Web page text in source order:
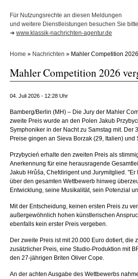
Für Nutzungsrechte an diesen Meldungen
und weitere Dienstleistungen besuchen Sie bitte
➜ www.klassik-nachrichten-agentur.de
Home » Nachrichten » Mahler Competition
Mahler Competition 2026
04. Juli 2026 - 12:28 Uhr
Bamberg/Berlin (MH) – Die Jury der Mahler
zweite Preis wurde an den Polen Jakub
Symphoniker in der Nacht zu Samstag mit.
Preise gingen an Sieva Borzak (29, Italien)
Przybycień erhalte den zweiten Preis als
Anerkennung für eine herausragende
Jakub Hrůša, Chefdirigent und Jurymitglied. "Er
über den gesamten Wettbewerb hinweg
Entwicklung, seine Musikalität, sein Potenzial
Mit der Entscheidung, keinen ersten Preis zu
außergewöhnlich hohen künstlerischen
ebenfalls kein erster Preis vergeben.
Der zweite Preis ist mit 20.000 Euro dotiert,
zusätzlicher Preis, eine Studio-Produktion mit
den 27-jährigen Briten Oliver Cope.
An der achten Ausgabe des Wettbewerbs